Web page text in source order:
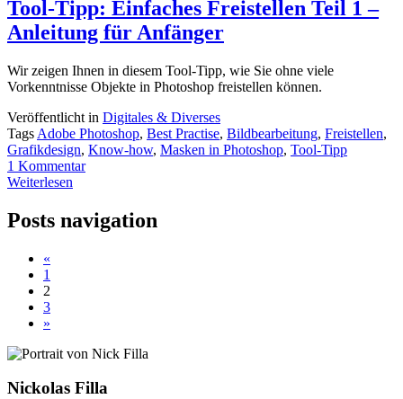
Tool-Tipp: Einfaches Freistellen Teil 1 –
Anleitung für Anfänger
Wir zeigen Ihnen in diesem Tool-Tipp, wie Sie ohne viele
Vorkenntnisse Objekte in Photoshop freistellen können.
Veröffentlicht in Digitales & Diverses
Tags Adobe Photoshop, Best Practise, Bildbearbeitung, Freistellen,
Grafikdesign, Know-how, Masken in Photoshop, Tool-Tipp
1 Kommentar
Weiterlesen
Posts navigation
«
1
2
3
»
Nickolas Filla